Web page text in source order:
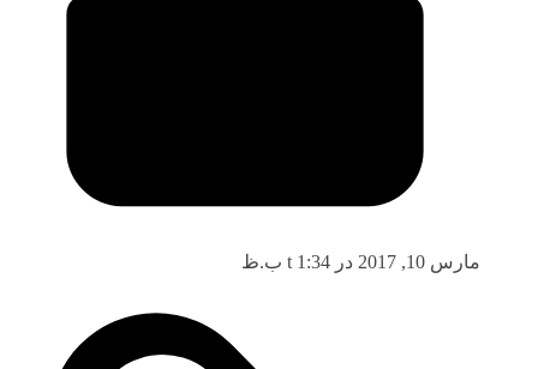
مارس 10, 2017 در t 1:34 ب.ظ